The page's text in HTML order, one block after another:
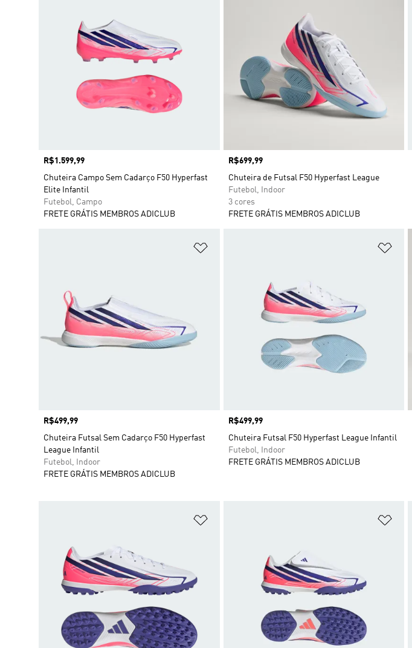
Preço
R$1.599,99
Chuteira Campo Sem Cadarço F50 Hyperfast
Elite Infantil
Futebol, Campo
FRETE GRÁTIS MEMBROS ADICLUB
Preço
R$699,99
Chuteira de Futsal F50 Hyperfast League
Futebol, Indoor
3 cores
FRETE GRÁTIS MEMBROS ADICLUB
Preço
R$499,99
Chuteira Futsal Sem Cadarço F50 Hyperfast
League Infantil
Futebol, Indoor
FRETE GRÁTIS MEMBROS ADICLUB
Preço
R$499,99
Chuteira Futsal F50 Hyperfast League Infantil
Futebol, Indoor
FRETE GRÁTIS MEMBROS ADICLUB